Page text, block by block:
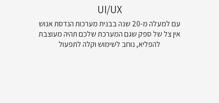
UI/UX
עם למעלה מ-20 שנה בבנית מערכות הנדסת אנוש
אין צל של ספק שגם המערכת שלכם תהיה מעוצבת
להפליא, נוחב לשימוש וקלה לתפעול